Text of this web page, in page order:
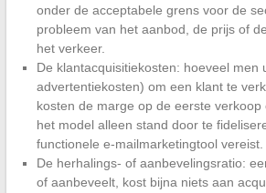
onder de acceptabele grens voor de
probleem van het aanbod, de prijs of
het verkeer.
De klantacquisitiekosten: hoeveel men
advertentiekosten) om een klant te
kosten de marge op de eerste
het model alleen stand door te
functionele e-mailmarketingtool vereist.
De herhalings- of aanbevelingsratio:
of aanbeveelt, kost bijna niets aan